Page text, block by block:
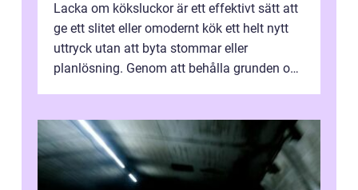
Lacka om köksluckor är ett effektivt sätt att
ge ett slitet eller omodernt kök ett helt nytt
uttryck utan att byta stommar eller
planlösning. Genom att behålla grunden och